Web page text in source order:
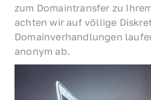
zum Domaintransfer zu
achten wir auf völlige
Domainverhandlungen
anonym ab.